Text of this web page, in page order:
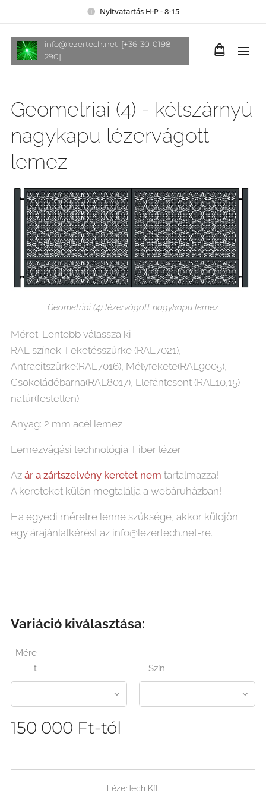
Nyitvatartás H-P - 8-15
info@lezertech.net [+36-30-0198-
290]
Geometriai (4) - kétszárnyú
nagykapu lézervágott
lemez
Geometriai (4) lézervágott nagykapu lemez
Méret: Lentebb válassza ki
RAL színek: Feketésszürke (RAL7021),
Antracitszürke(RAL7016), Mélyfekete(RAL9005),
Csokoládébarna(RAL8017), Elefántcsont (RAL10,15)
natúr(festetlen)
Anyag: 2 mm acél lemez
Lemezvágási technológia: Fiber lézer
Az ár a zártszelvény keretet nem tartalmazza!
A kereteket külön megtalálja a webáruházban!
Ha egyedi méretre lenne szüksége, akkor küldjön
egy árajánlatkérést az info@lezertech.net-re.
Variáció kiválasztása:
Mére
t
Szín
150 000 Ft-tól
LézerTech Kft.